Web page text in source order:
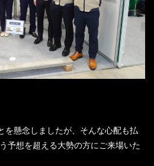
を懸念しましたが、そんな心配も払
予想を超える大勢の方にご来場いた